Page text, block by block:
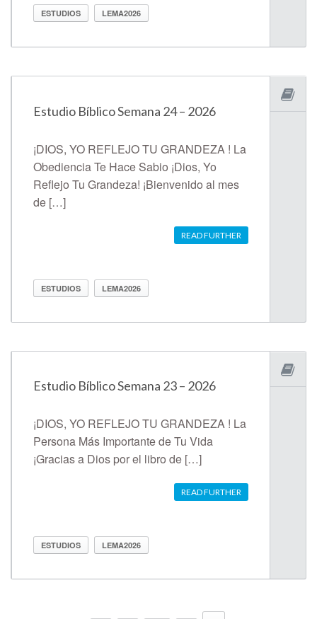
ESTUDIOS LEMA2026
Estudio Bíblico Semana 24 – 2026
¡DIOS, YO REFLEJO TU GRANDEZA ! La
Obediencia Te Hace Sabio ¡Dios, Yo
Reflejo Tu Grandeza! ¡Bienvenido al mes
de […]
READ FURTHER
ESTUDIOS LEMA2026
Estudio Bíblico Semana 23 – 2026
¡DIOS, YO REFLEJO TU GRANDEZA ! La
Persona Más Importante de Tu Vida
¡Gracias a Dios por el libro de […]
READ FURTHER
ESTUDIOS LEMA2026